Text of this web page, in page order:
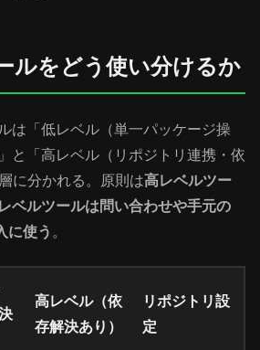
ルをどう使い分けるか
は「低レベル（単一パッケージ操
と「高レベル（リポジトリ連携・依
に分かれる。原則は高レベルツー
ベルツールは問い合わせや手元の
に使う。
高レベル（依
存解決あり）
リポジトリ設
定